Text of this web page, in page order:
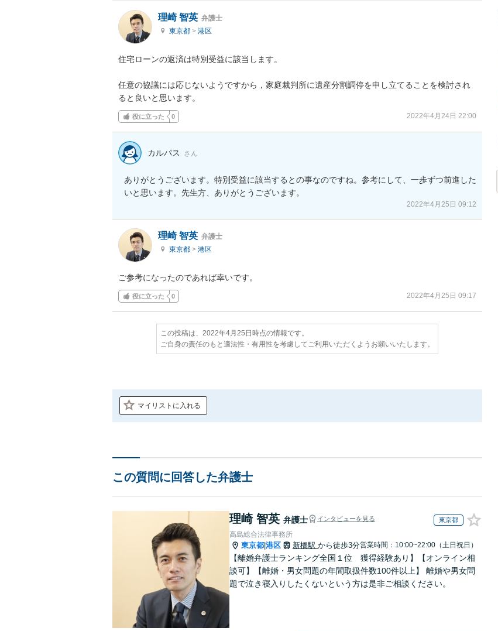
理崎 智英 弁護士
東京都 > 港区
住宅ローンの返済は特別受益に該当します。
任意の協議には応じないようですから，家庭裁判所に遺産分割調停を申し立てることを検討され
ると良いと思います。
役に立った 0 2022年4月24日 22:00
カルパス さん
ありがとうございます。特別受益に該当するとの事なのですね。参考にして、一歩ずつ前進した
2022年4月25日 09:12
理崎 智英 弁護士
東京都 > 港区
ご参考になったのであれば幸いです。
役に立った 0 2022年4月25日 09:17
この投稿は、2022年4月25日時点の情報です。
ご自身の責任のもと適法性・有用性を考慮してご利用いただくようお願いいたします。
マイリストに入れる
この質問に回答した弁護士
理崎 智英 弁護士 インタビューを見る 東京都
高島総合法律事務所
東京都 港区 新橋駅 から徒歩3分営業時間：10:00~22:00（土日祝日）
【離婚弁護士ランキング全国１位 獲得経験あり】【オンライン相
談可】【離婚・男女問題の年間取扱件数100件以上】 離婚や男女問
題で泣き寝入りしたくないという方は是非ご相談ください。